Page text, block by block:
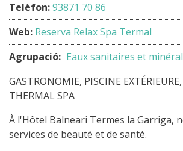
Telèfon:93871 70 86
Web: Reserva Relax Spa Termal
Agrupació: Eaux sanitaires et
GASTRONOMIE, PISCINE
THERMAL SPA
À l'Hôtel Balneari Termes la Garriga,
services de beauté et de santé.